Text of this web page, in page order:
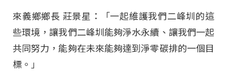
來義鄉鄉長 莊景星：「一起維護我們二峰圳的這
些環境，讓我們二峰圳能夠淨水永續、讓我們一起
共同努力，能夠在未來能夠達到淨零碳排的一個目
標。」